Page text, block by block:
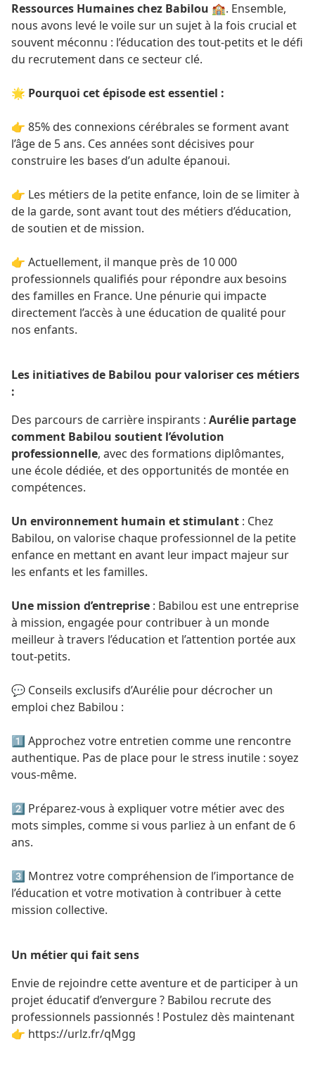
Ressources Humaines chez Babilou 🏫. Ensemble,
nous avons levé le voile sur un sujet à la fois crucial et
souvent méconnu : l’éducation des tout-petits et le défi
du recrutement dans ce secteur clé.
🌟 Pourquoi cet épisode est essentiel :
👉 85% des connexions cérébrales se forment avant
l’âge de 5 ans. Ces années sont décisives pour
construire les bases d’un adulte épanoui.
👉 Les métiers de la petite enfance, loin de se limiter à
de la garde, sont avant tout des métiers d’éducation,
de soutien et de mission.
👉 Actuellement, il manque près de 10 000
professionnels qualifiés pour répondre aux besoins
des familles en France. Une pénurie qui impacte
directement l’accès à une éducation de qualité pour
nos enfants.
Les initiatives de Babilou pour valoriser ces métiers
:
Des parcours de carrière inspirants : Aurélie partage
comment Babilou soutient l’évolution
professionnelle, avec des formations diplômantes,
une école dédiée, et des opportunités de montée en
compétences.
Un environnement humain et stimulant : Chez
Babilou, on valorise chaque professionnel de la petite
enfance en mettant en avant leur impact majeur sur
les enfants et les familles.
Une mission d’entreprise : Babilou est une entreprise
à mission, engagée pour contribuer à un monde
meilleur à travers l’éducation et l’attention portée aux
tout-petits.
💬 Conseils exclusifs d’Aurélie pour décrocher un
emploi chez Babilou :
1️⃣ Approchez votre entretien comme une rencontre
authentique. Pas de place pour le stress inutile : soyez
vous-même.
2️⃣ Préparez-vous à expliquer votre métier avec des
mots simples, comme si vous parliez à un enfant de 6
ans.
3️⃣ Montrez votre compréhension de l’importance de
l’éducation et votre motivation à contribuer à cette
mission collective.
Un métier qui fait sens
Envie de rejoindre cette aventure et de participer à un
projet éducatif d’envergure ? Babilou recrute des
professionnels passionnés ! Postulez dès maintenant
👉 https://urlz.fr/qMgg